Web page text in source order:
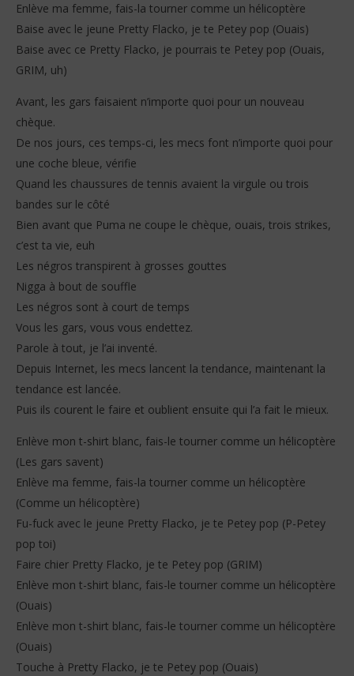
Enlève ma femme, fais-la tourner comme un hélicoptère
Baise avec le jeune Pretty Flacko, je te Petey pop (Ouais)
Baise avec ce Pretty Flacko, je pourrais te Petey pop (Ouais,
GRIM, uh)
Avant, les gars faisaient n’importe quoi pour un nouveau
chèque.
De nos jours, ces temps-ci, les mecs font n’importe quoi pour
une coche bleue, vérifie
Quand les chaussures de tennis avaient la virgule ou trois
bandes sur le côté
Bien avant que Puma ne coupe le chèque, ouais, trois strikes,
c’est ta vie, euh
Les négros transpirent à grosses gouttes
Nigga à bout de souffle
Les négros sont à court de temps
Vous les gars, vous vous endettez.
Parole à tout, je l’ai inventé.
Depuis Internet, les mecs lancent la tendance, maintenant la
tendance est lancée.
Puis ils courent le faire et oublient ensuite qui l’a fait le mieux.
Enlève mon t-shirt blanc, fais-le tourner comme un hélicoptère
(Les gars savent)
Enlève ma femme, fais-la tourner comme un hélicoptère
(Comme un hélicoptère)
Fu-fuck avec le jeune Pretty Flacko, je te Petey pop (P-Petey
pop toi)
Faire chier Pretty Flacko, je te Petey pop (GRIM)
Enlève mon t-shirt blanc, fais-le tourner comme un hélicoptère
(Ouais)
Enlève mon t-shirt blanc, fais-le tourner comme un hélicoptère
(Ouais)
Touche à Pretty Flacko, je te Petey pop (Ouais)